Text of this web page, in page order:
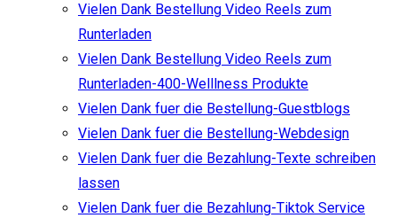
Vielen Dank Bestellung Video Reels zum
Runterladen
Vielen Dank Bestellung Video Reels zum
Runterladen-400-Welllness Produkte
Vielen Dank fuer die Bestellung-Guestblogs
Vielen Dank fuer die Bestellung-Webdesign
Vielen Dank fuer die Bezahlung-Texte schreiben
lassen
Vielen Dank fuer die Bezahlung-Tiktok Service